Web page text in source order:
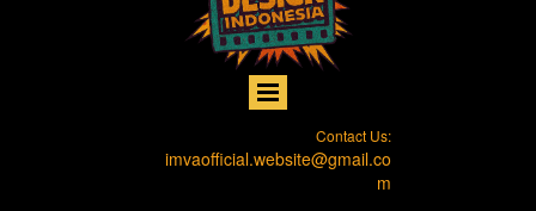
Contact Us:
imvaofficial.website@gmail.co
m